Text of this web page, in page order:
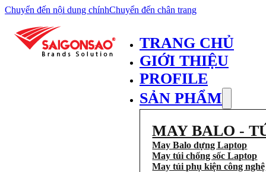
Chuyển đến nội dung chínhChuyển đến chân trang
TRANG CHỦ
GIỚI THIỆU
PROFILE
SẢN PHẨM
MAY BALO -
May Balo dựng Laptop
May túi chống sốc Laptop
May túi phụ kiện công nghệ